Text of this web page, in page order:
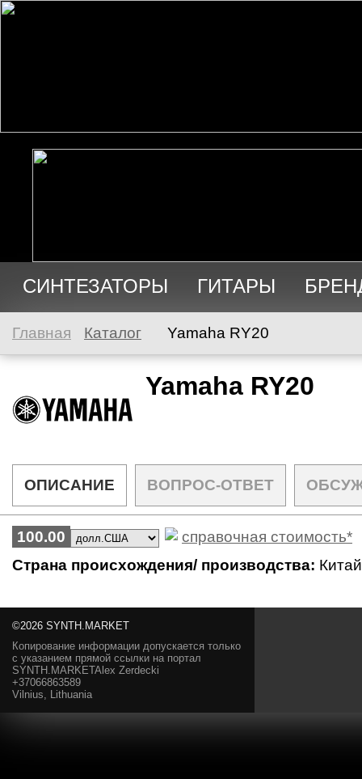
СИНТЕЗАТОРЫ ГИТАРЫ
АУДИО ПРОДАЖА
Главная Каталог Yamaha RY20
Yamaha RY20
ОПИСАНИЕ ВОПРОС-ОТВЕТ
100.00
справочная стоимость*
Страна происхождения/ производства: Китай
©2026 SYNTH.MARKET
Копирование информации допускается только
с указанием прямой ссылки на портал
SYNTH.MARKETAlex Zerdecki
+37066863589
Vilnius, Lithuania